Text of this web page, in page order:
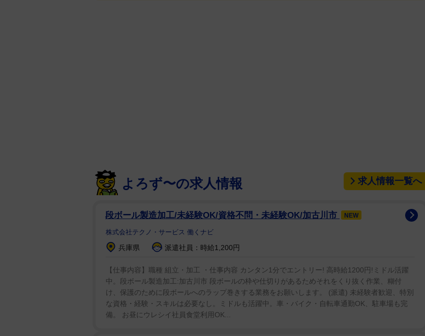
よろず〜の求人情報 求人情報一覧へ
段ボール製造加工/未経験OK/資格不問・未経験OK/加古川市 NEW
株式会社テクノ・サービス 働くナビ
兵庫県 派遣社員：時給1,200円
【仕事内容】職種 組立・加工 ・仕事内容 カンタン1分でエントリー! 高時給1200円!ミドル活躍
中。段ボール製造加工:加古川市 段ボールの枠や仕切りがあるためそれをくり抜く作業、糊付
け、保護のために段ボールへのラップ巻きする業務をお願いします。 (派遣) 未経験者歓迎、特別
な資格・経験・スキルは必要なし。ミドルも活躍中。車・バイク・自転車通勤OK、駐車場も完
備。 お昼にウレシイ社員食堂利用OK...